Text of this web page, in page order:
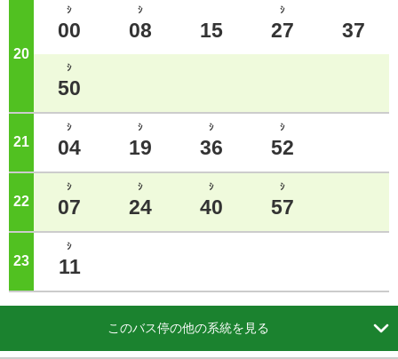
20 ジ
ｼ
00
ｼ
08 15
ｼ
27 37
ｼ
50
21
ｼ
04
ｼ
19
ｼ
36
ｼ
52
22
ｼ
07
ｼ
24
ｼ
40
ｼ
57
23
ｼ
11
このバス停の他の系統を見る 